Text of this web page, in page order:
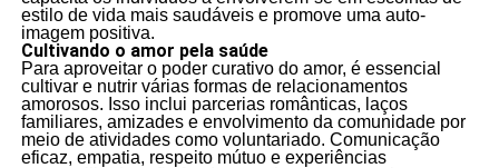
estilo de vida mais saudáveis e promove uma auto-
imagem positiva.
Cultivando o amor pela saúde
Para aproveitar o poder curativo do amor, é essencial
cultivar e nutrir várias formas de relacionamentos
amorosos. Isso inclui parcerias românticas, laços
familiares, amizades e envolvimento da comunidade por
meio de atividades como voluntariado. Comunicação
eficaz, empatia, respeito mútuo e experiências